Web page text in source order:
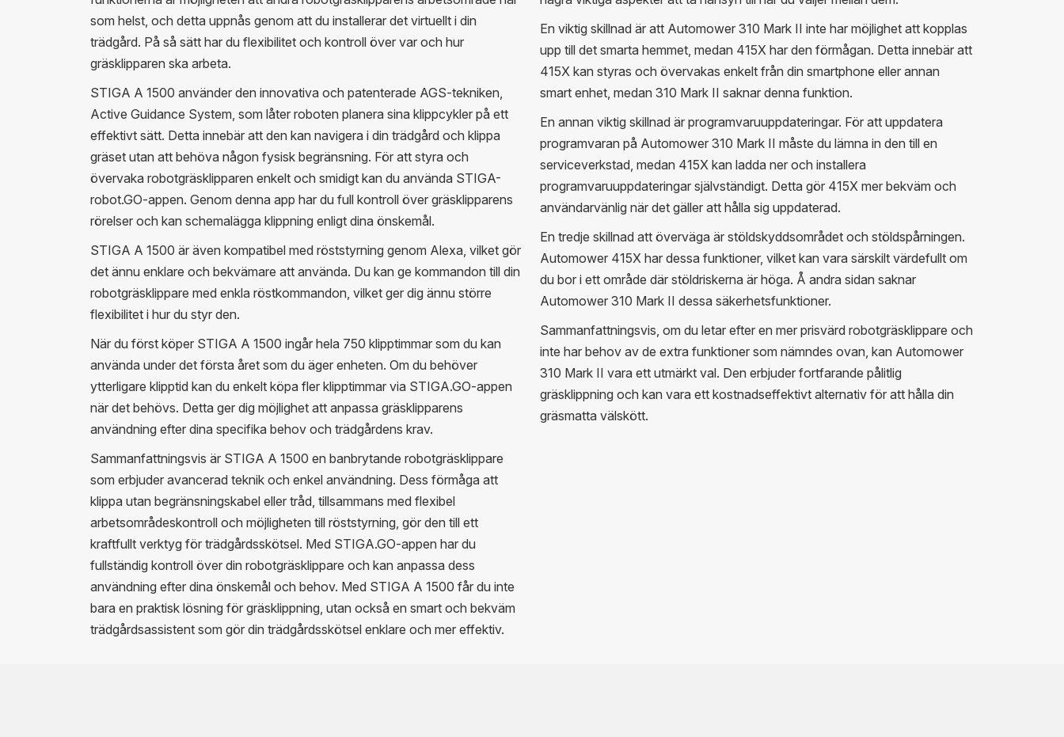
som helst, och detta uppnås genom att du installerar det virtuellt i din
trädgård. På så sätt har du flexibilitet och kontroll över var och hur
gräsklipparen ska arbeta.
STIGA A 1500 använder den innovativa och patenterade AGS-tekniken,
Active Guidance System, som låter roboten planera sina klippcykler på ett
effektivt sätt. Detta innebär att den kan navigera i din trädgård och klippa
gräset utan att behöva någon fysisk begränsning. För att styra och
övervaka robotgräsklipparen enkelt och smidigt kan du använda STIGA-
robot.GO-appen. Genom denna app har du full kontroll över gräsklipparens
rörelser och kan schemalägga klippning enligt dina önskemål.
STIGA A 1500 är även kompatibel med röststyrning genom Alexa, vilket gör
det ännu enklare och bekvämare att använda. Du kan ge kommandon till din
robotgräsklippare med enkla röstkommandon, vilket ger dig ännu större
flexibilitet i hur du styr den.
När du först köper STIGA A 1500 ingår hela 750 klipptimmar som du kan
använda under det första året som du äger enheten. Om du behöver
ytterligare klipptid kan du enkelt köpa fler klipptimmar via STIGA.GO-appen
när det behövs. Detta ger dig möjlighet att anpassa gräsklipparens
användning efter dina specifika behov och trädgårdens krav.
Sammanfattningsvis är STIGA A 1500 en banbrytande robotgräsklippare
som erbjuder avancerad teknik och enkel användning. Dess förmåga att
klippa utan begränsningskabel eller tråd, tillsammans med flexibel
arbetsområdeskontroll och möjligheten till röststyrning, gör den till ett
kraftfullt verktyg för trädgårdsskötsel. Med STIGA.GO-appen har du
fullständig kontroll över din robotgräsklippare och kan anpassa dess
användning efter dina önskemål och behov. Med STIGA A 1500 får du inte
bara en praktisk lösning för gräsklippning, utan också en smart och bekväm
trädgårdsassistent som gör din trädgårdsskötsel enklare och mer effektiv.
En viktig skillnad är att Automower 310 Mark II inte har möjlighet att kopplas
upp till det smarta hemmet, medan 415X har den förmågan. Detta innebär att
415X kan styras och övervakas enkelt från din smartphone eller annan
smart enhet, medan 310 Mark II saknar denna funktion.
En annan viktig skillnad är programvaruuppdateringar. För att uppdatera
programvaran på Automower 310 Mark II måste du lämna in den till en
serviceverkstad, medan 415X kan ladda ner och installera
programvaruuppdateringar självständigt. Detta gör 415X mer bekväm och
användarvänlig när det gäller att hålla sig uppdaterad.
En tredje skillnad att överväga är stöldskyddsområdet och stöldspårningen.
Automower 415X har dessa funktioner, vilket kan vara särskilt värdefullt om
du bor i ett område där stöldriskerna är höga. Å andra sidan saknar
Automower 310 Mark II dessa säkerhetsfunktioner.
Sammanfattningsvis, om du letar efter en mer prisvärd robotgräsklippare och
inte har behov av de extra funktioner som nämndes ovan, kan Automower
310 Mark II vara ett utmärkt val. Den erbjuder fortfarande pålitlig
gräsklippning och kan vara ett kostnadseffektivt alternativ för att hålla din
gräsmatta välskött.